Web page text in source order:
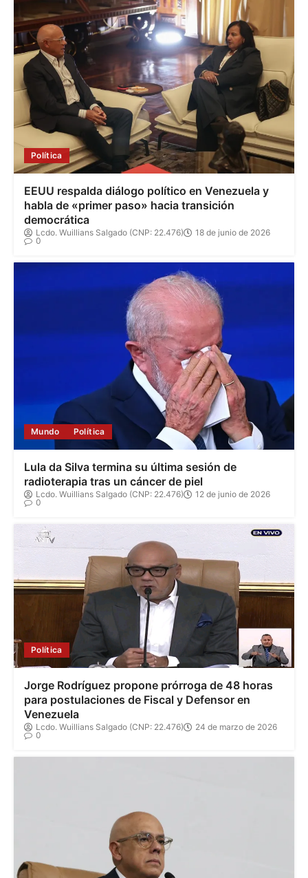
Política
EEUU respalda diálogo político en Venezuela y
habla de «primer paso» hacia transición
democrática
Lcdo. Wuillians Salgado (CNP: 22.476)
18 de junio de 2026
0
Mundo Política
Lula da Silva termina su última sesión de
radioterapia tras un cáncer de piel
Lcdo. Wuillians Salgado (CNP: 22.476)
12 de junio de 2026
0
Política
Jorge Rodríguez propone prórroga de 48 horas
para postulaciones de Fiscal y Defensor en
Venezuela
Lcdo. Wuillians Salgado (CNP: 22.476)
24 de marzo de 2026
0